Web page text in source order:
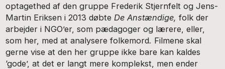
optagethed af den gruppe Frederik Stjernfelt og Jens-
Martin Eriksen i 2013 døbte De Anstændige,folk der
arbejder i NGO’er, som pædagoger og lærere, eller,
som her, med at analysere folkemord. Filmene skal
gerne vise at den her gruppe ikke bare kan kaldes
‘gode’, at det er langt mere komplekst, men ender